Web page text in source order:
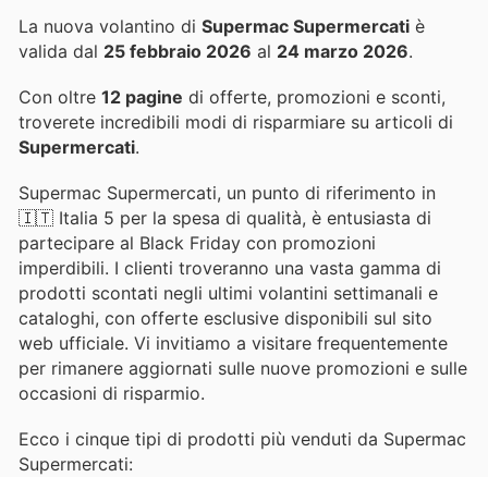
La nuova volantino di Supermac Supermercati è
valida dal 25 febbraio 2026 al 24 marzo 2026.
Con oltre 12 pagine di offerte, promozioni e sconti,
troverete incredibili modi di risparmiare su articoli di
Supermercati.
Supermac Supermercati, un punto di riferimento in
🇮🇹 Italia 5 per la spesa di qualità, è entusiasta di
partecipare al Black Friday con promozioni
imperdibili. I clienti troveranno una vasta gamma di
prodotti scontati negli ultimi volantini settimanali e
cataloghi, con offerte esclusive disponibili sul sito
web ufficiale. Vi invitiamo a visitare frequentemente
per rimanere aggiornati sulle nuove promozioni e sulle
occasioni di risparmio.
Ecco i cinque tipi di prodotti più venduti da Supermac
Supermercati: